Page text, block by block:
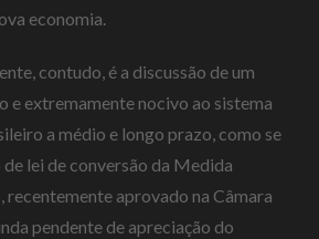
economia.
contudo, é a discussão de um
e extremamente nocivo ao sistema
a médio e longo prazo, como se
lei de conversão da Medida
recentemente aprovado na Câmara
pendente de apreciação do